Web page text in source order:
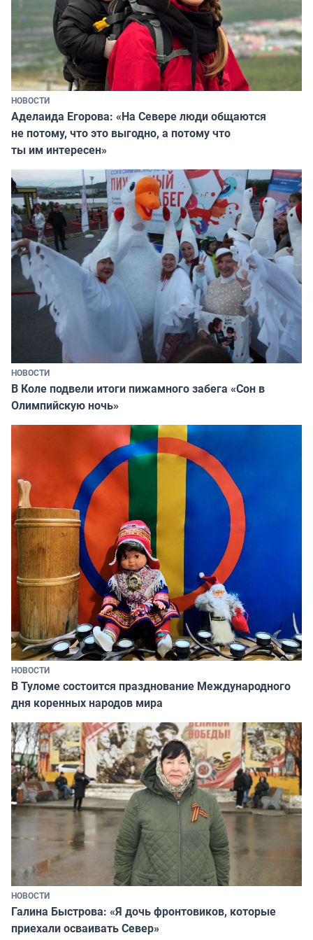
НОВОСТИ
Аделаида Егорова: «На Севере люди общаются
не потому, что это выгодно, а потому что
ты им интересен»
НОВОСТИ
В Коле подвели итоги пижамного забега «Сон в
Олимпийскую ночь»
НОВОСТИ
В Туломе состоится празднование Международного
дня коренных народов мира
НОВОСТИ
Галина Быстрова: «Я дочь фронтовиков, которые
приехали осваивать Север»